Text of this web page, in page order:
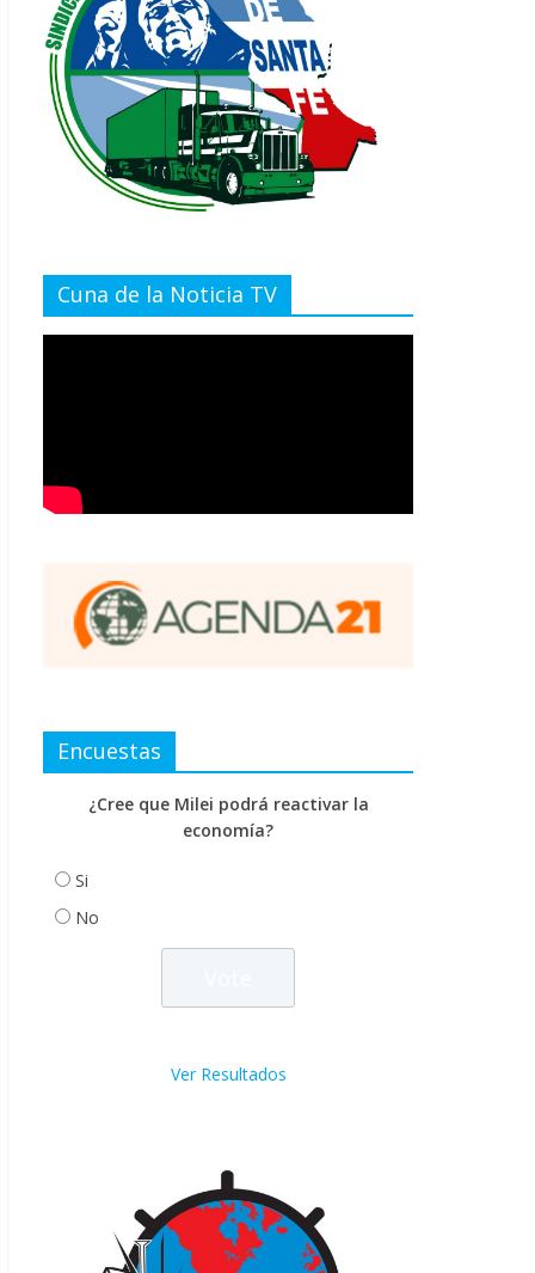
Cuna de la Noticia TV
Encuestas
¿Cree que Milei podrá reactivar la
economía?
Si
No
Ver Resultados